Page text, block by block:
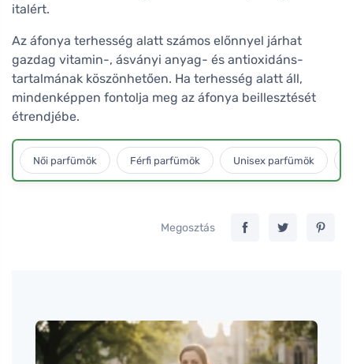
italért.
Az áfonya terhesség alatt számos előnnyel járhat
gazdag vitamin-, ásványi anyag- és antioxidáns-
tartalmának köszönhetően. Ha terhesség alatt áll,
mindenképpen fontolja meg az áfonya beillesztését
étrendjébe.
Női parfümök Férfi parfümök Unisex parfümök
Megosztás